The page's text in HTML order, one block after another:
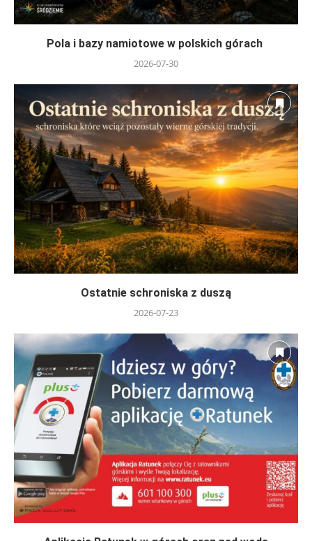
Pola i bazy namiotowe w polskich górach
2026-07-30
Ostatnie schroniska z duszą
2026-07-23